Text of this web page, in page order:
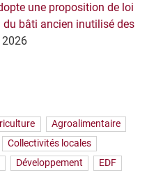
une proposition de loi
bâti ancien inutilisé des
Agroalimentaire
Collectivités locales
Développement
EDF